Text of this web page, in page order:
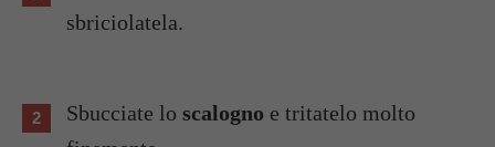
sbriciolatela.
Sbucciate lo scalogno e tritatelo molto